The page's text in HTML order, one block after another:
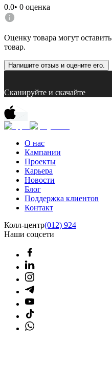
0.0• 0 оценка
Оценку товара могут
товар.
Напишите отзыв и оцените его.
Сканируйте и скачайте
О нас
Кампании
Проекты
Карьера
Новости
Блог
Поддержка клиентов
Контакт
Колл-центр(012) 924
Наши соцсети